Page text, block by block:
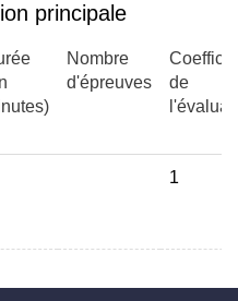
principale
Nombre
d'épreuves
de
1